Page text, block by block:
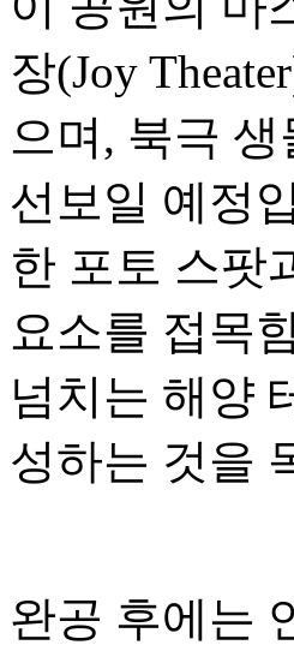
장(Joy
으며, 북극
선보일 예정
한 포토 스팟
요소를 접목
넘치는 해양
성하는 것을
완공 후에는